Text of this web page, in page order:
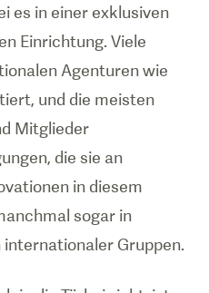
es in einer exklusiven
Einrichtung. Viele
Agenturen wie
und die meisten
Mitglieder
die sie an
in diesem
sogar in
Gruppen.